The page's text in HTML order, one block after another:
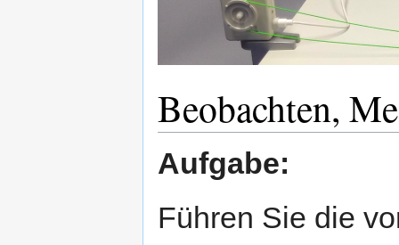
Beobachten,
Aufgabe:
Führen Sie die